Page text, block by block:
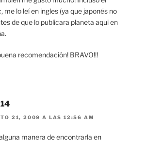
me lo leí en ingles (ya que japonés no
de que lo publicara planeta aqui en
recomendación! BRAVO!!!
21, 2009 A LAS 12:56 AM
manera de encontrarla en